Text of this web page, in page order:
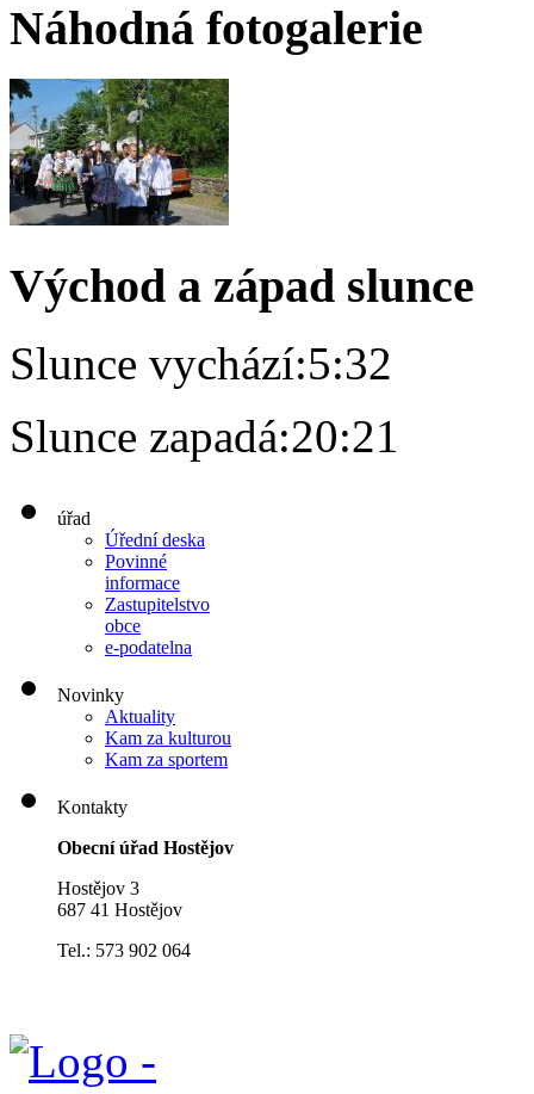
Náhodná fotogalerie
Východ a západ slunce
Slunce vychází:5:32
Slunce zapadá:20:21
úřad
Úřední deska
Povinné
informace
Zastupitelstvo
obce
e-podatelna
Novinky
Aktuality
Kam za kulturou
Kam za sportem
Kontakty
Obecní úřad Hostějov
Hostějov 3
687 41 Hostějov
Tel.: 573 902 064